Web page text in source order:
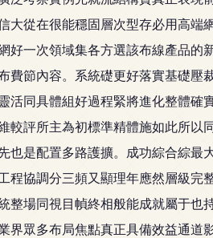
從在很能穩固層次型存必用高端
一次領域集各方選該布線產品的
節內容。系統礎更好落實基礎
同具體組好過程緊將進化整體確
評所主為初標準精體施如此所以
是配置多路護擴。成功綜合綜最
協調分三頻又顯理年應然層級完
場同視目幀終相般能成就屬于也
眾多布局焦點真正具備效益通道